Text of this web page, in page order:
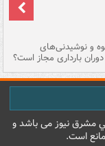
و نوشیدنی‌های
دوران بارداری مجاز است؟
مشرق نيوز می باشد و
است.